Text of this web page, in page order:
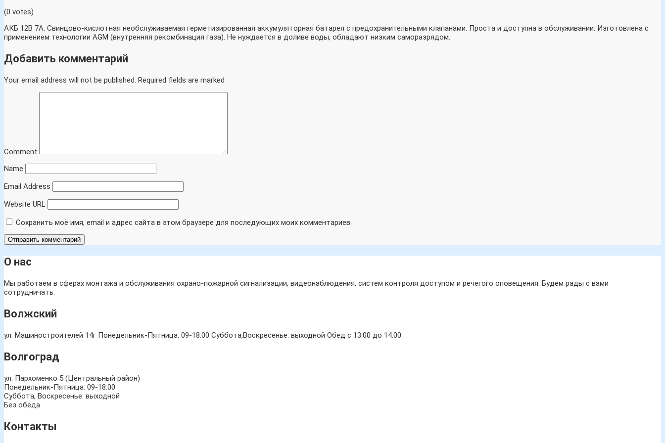
(0 votes)
АКБ 12В 7А. Свинцово-кислотная необслуживаемая герметизированная аккумуляторная батарея с предохранительными клапанами. Проста и доступна в обслуживании. Изготовлена с
применением технологии AGM (внутренняя рекомбинация газа). Не нуждается в доливе воды, обладают низким саморазрядом.
Добавить комментарий
Your email address will not be published. Required fields are marked
Comment
Name
Email Address
Website URL
Сохранить моё имя, email и адрес сайта в этом браузере для последующих моих комментариев.
О нас
Мы работаем в сферах монтажа и обслуживания охрано-пожарной сигнализации, видеонаблюдения, систем контроля доступом и речегого оповещения. Будем рады с вами
сотрудничать.
Волжский
ул. Машиностроителей 14г Понедельник-Пятница: 09-18:00 Суббота,Воскресенье: выходной Обед с 13:00 до 14:00
Волгоград
ул. Пархоменко 5 (Центральный район)
Понедельник-Пятница: 09-18:00
Суббота, Воскресенье: выходной
Без обеда
Контакты